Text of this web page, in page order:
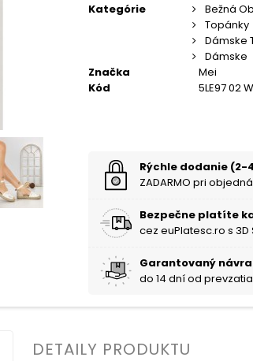
Kategórie
Bežná
Topánky
Dámske
Dámske
Značka
Mei
Kód
5LE97 02
Rýchle dodanie (2-
ZADARMO pri
Bezpečne platíte
cez euPlatesc.ro s 3D
Garantovaný
do 14 dní od
DETAILY PRODUKTU